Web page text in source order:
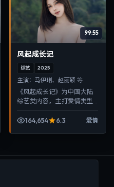
99:55
风起成长记
综艺 2025
主演： 马伊琍、赵丽颖 等
《风起成长记》为中国大陆
综艺类内容，主打爱情类型
晰，适合移动端与电视端随
164,654 6.3 爱情